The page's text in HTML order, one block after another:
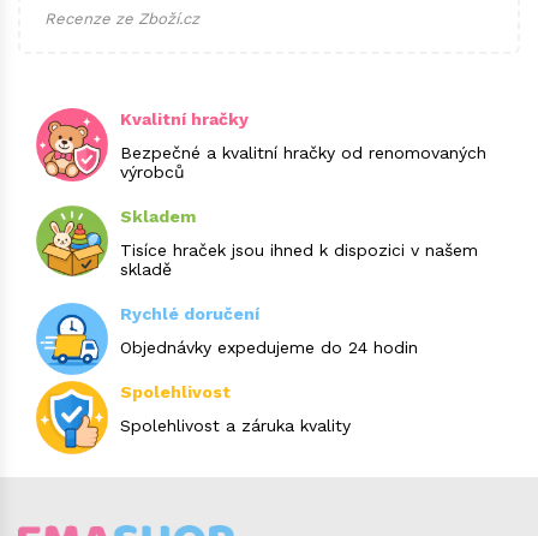
Recenze ze Zboží.cz
Kvalitní hračky
Bezpečné a kvalitní hračky od renomovaných
výrobců
Skladem
Tisíce hraček jsou ihned k dispozici v našem
skladě
Rychlé doručení
Objednávky expedujeme do 24 hodin
Spolehlivost
Spolehlivost a záruka kvality